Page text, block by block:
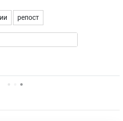
репост
упоминаний.